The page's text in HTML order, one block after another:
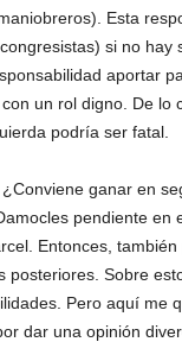
Esta
si no hay
aportar
un rol digno. De lo
podría ser fatal.
ganar en
pendiente en
Entonces,
posteriores. Sobre
Pero aquí me
dar una opinión